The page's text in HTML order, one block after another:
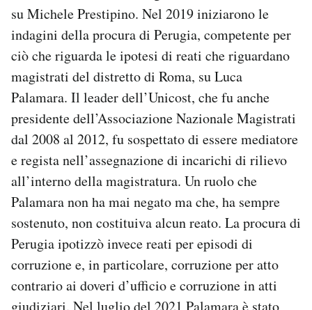
su Michele Prestipino. Nel 2019 iniziarono le
indagini della procura di Perugia, competente per
ciò che riguarda le ipotesi di reati che riguardano
magistrati del distretto di Roma, su Luca
Palamara. Il leader dell’Unicost, che fu anche
presidente dell’Associazione Nazionale Magistrati
dal 2008 al 2012, fu sospettato di essere mediatore
e regista nell’assegnazione di incarichi di rilievo
all’interno della magistratura. Un ruolo che
Palamara non ha mai negato ma che, ha sempre
sostenuto, non costituiva alcun reato. La procura di
Perugia ipotizzò invece reati per episodi di
corruzione e, in particolare, corruzione per atto
contrario ai doveri d’ufficio e corruzione in atti